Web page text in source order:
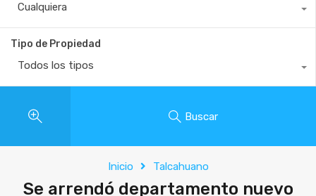
Cualquiera
Tipo de Propiedad
Todos los tipos
Buscar
Inicio Talcahuano
Se arrendó departamento nuevo